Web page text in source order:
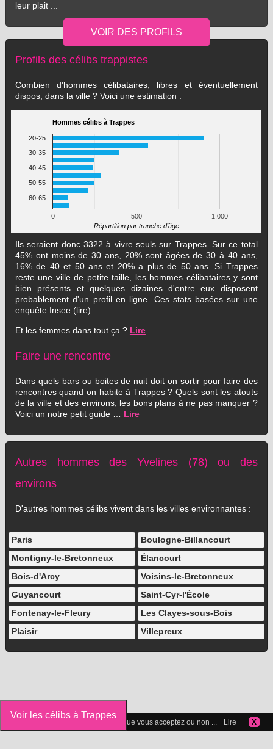
leur plait ...
Profils des célibs trappistes
Combien d'hommes célibataires, libres et éventuellement
dispos, dans la ville ? Voici une estimation :
Hommes célibs à Trappes
0 500 1,000
20-25
30-35
40-45
50-55
60-65
Répartition par tranche d'âge
Ils seraient donc 3322 à vivre seuls sur Trappes. Sur ce total
45% ont moins de 30 ans, 20% sont âgées de 30 à 40 ans,
16% de 40 et 50 ans et 20% a plus de 50 ans. Si Trappes
reste une ville de petite taille, les hommes célibataires y sont
bien présents et quelques dizaines d'entre eux disposent
probablement d'un profil en ligne. Ces stats basées sur une
enquête Insee (lire)
Et les femmes dans tout ça ? Lire
Faire une rencontre
Dans quels bars ou boites de nuit doit on sortir pour faire des
rencontres quand on habite à Trappes ? Quels sont les atouts
de la ville et des environs, les bons plans à ne pas manquer ?
Voici un notre petit guide … Lire
Autres hommes des Yvelines (78) ou des
environs
D'autres hommes célibs vivent dans les villes environnantes :
Paris
Boulogne-Billancourt
Montigny-le-Bretonneux
Élancourt
Bois-d'Arcy
Voisins-le-Bretonneux
Guyancourt
Saint-Cyr-l'École
Fontenay-le-Fleury
Les Clayes-sous-Bois
Plaisir
Villepreux
Voir les célibs à Trappes
Vous pouvez gérer les cookies que vous acceptez ou non ... Lire X